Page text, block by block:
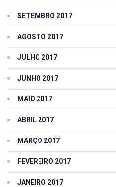
SETEMBRO 2017
AGOSTO 2017
JULHO 2017
JUNHO 2017
MAIO 2017
ABRIL 2017
MARÇO 2017
FEVEREIRO 2017
JANEIRO 2017